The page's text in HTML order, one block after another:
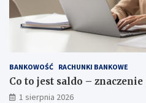
BANKOWOŚĆ RACHUNKI BANKOWE
Co to jest saldo –
1 sierpnia 2026